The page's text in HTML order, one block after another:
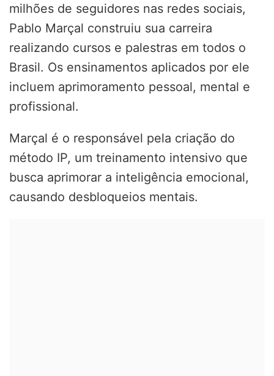
milhões de seguidores nas redes sociais,
Pablo Marçal construiu sua carreira
realizando cursos e palestras em todos o
Brasil. Os ensinamentos aplicados por ele
incluem aprimoramento pessoal, mental e
profissional.
Marçal é o responsável pela criação do
método IP, um treinamento intensivo que
busca aprimorar a inteligência emocional,
causando desbloqueios mentais.